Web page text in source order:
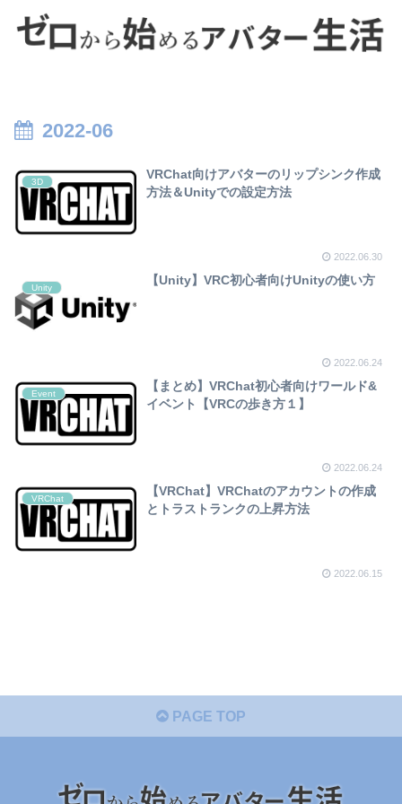
2022-06
3D
VRChat向けアバターのリップシンク作成
方法＆Unityでの設定方法
2022.06.30
Unity
【Unity】VRC初心者向けUnityの使い方
2022.06.24
Event
【まとめ】VRChat初心者向けワールド&
イベント【VRCの歩き方１】
2022.06.24
VRChat
【VRChat】VRChatのアカウントの作成
とトラストランクの上昇方法
2022.06.15
PAGE TOP